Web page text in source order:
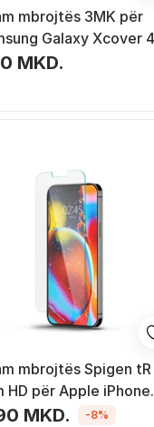
mbrojtës 3MK për
Galaxy Xcover
MKD.
mbrojtës Spigen tR
HD për Apple iPhone
Pro, transparent
MKD. -8%